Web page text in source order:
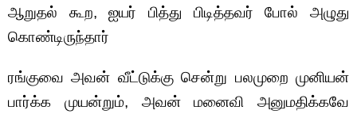
ஆறுதல் கூற, ஐயர் பித்து பிடித்தவர் போல் அழுது
கொண்டிருந்தார்
ரங்குவை அவன் வீட்டுக்கு சென்று பலமுறை முனியன்
பார்க்க முயன்றும், அவன் மனைவி அனுமதிக்கவே